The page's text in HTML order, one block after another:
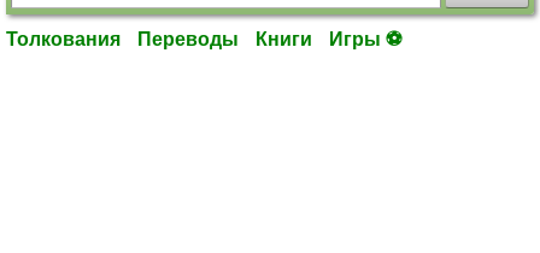
Толкования Переводы Книги Игры ⚽